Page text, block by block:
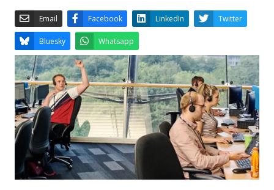
Email Facebook LinkedIn
Bluesky Whatsapp